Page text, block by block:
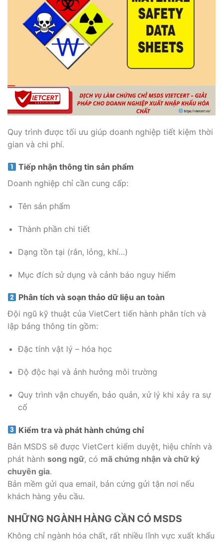
Quy trình được tối ưu giúp doanh nghiệp tiết kiệm thời
gian và chi phí.
Tiếp nhận thông tin sản phẩm
Doanh nghiệp chỉ cần cung cấp:
Tên sản phẩm
Thành phần chi tiết
Dạng tồn tại (rắn, lỏng, khí…)
Mục đích sử dụng và cảnh báo nguy hiểm
Phân tích và soạn thảo dữ liệu an toàn
Đội ngũ kỹ thuật của VietCert tiến hành phân tích và
lập bảng thông tin gồm:
Đặc tính vật lý – hóa học
Độ độc hại và ảnh hưởng môi trường
Quy trình vận chuyển, bảo quản, xử lý khi xảy ra sự
cố
Kiểm tra và phát hành chứng chỉ
Bản MSDS sẽ được VietCert kiểm duyệt, hiệu chỉnh và
phát hành song ngữ, có mã chứng nhận và chữ ký
chuyên gia.
Bản mềm gửi qua email, bản cứng gửi tận nơi nếu
khách hàng yêu cầu.
NHỮNG NGÀNH HÀNG CẦN CÓ MSDS
Không chỉ ngành hóa chất, rất nhiều lĩnh vực xuất khẩu